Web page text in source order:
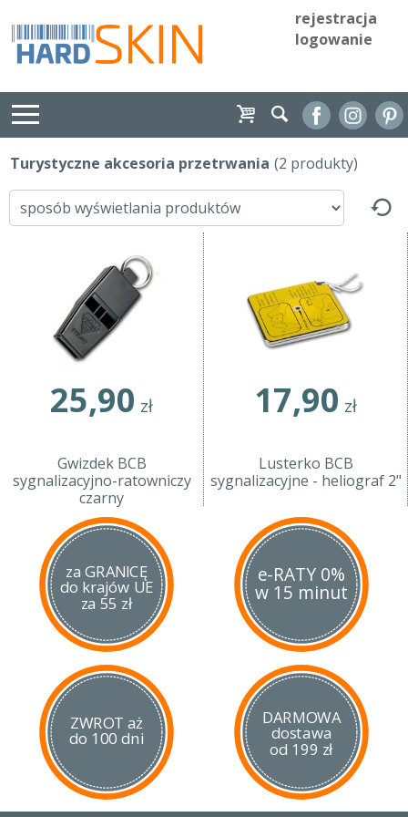
rejestracja
logowanie
Turystyczne akcesoria przetrwania (2 produkty)
25,90 zł
Gwizdek BCB
sygnalizacyjno-ratowniczy
czarny
17,90 zł
Lusterko BCB
sygnalizacyjne - heliograf 2"
za GRANICĘ
do krajów UE
za 55 zł
e-RATY 0%
w 15 minut
ZWROT aż
do 100 dni
DARMOWA
dostawa
od 199 zł